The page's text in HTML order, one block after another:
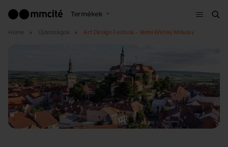
Termékek
Menü
Home Újdonságok Art Design Festival – Velmi Křehký Mikulov